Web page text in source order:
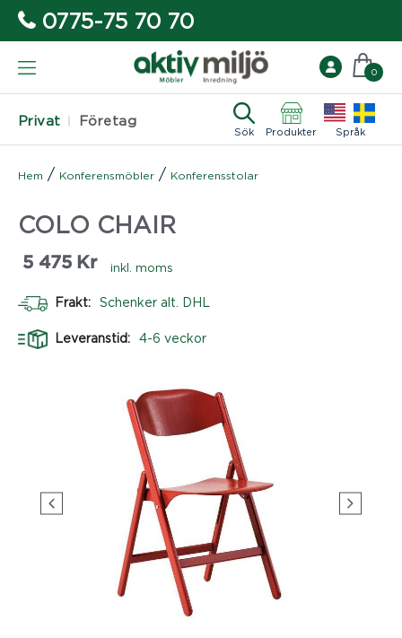
0775-75 70 70
Privat Företag
Sök Produkter Språk
0
Hem / Konferensmöbler / Konferensstolar
COLO CHAIR
5 475 Kr inkl. moms
Frakt: Schenker alt. DHL
Leveranstid: 4-6 veckor